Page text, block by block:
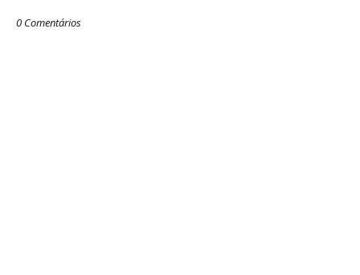
0 Comentários